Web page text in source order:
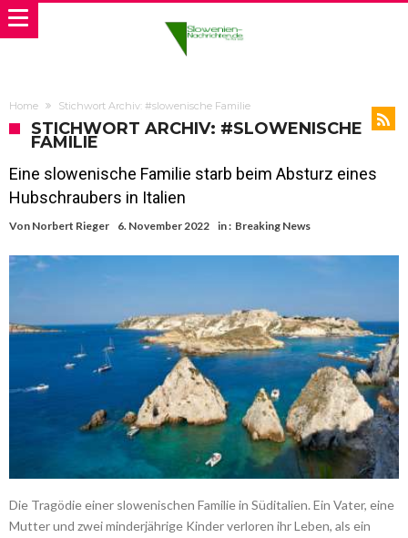
Home Stichwort Archiv: #slowenische Familie
STICHWORT ARCHIV: #SLOWENISCHE
FAMILIE
Eine slowenische Familie starb beim Absturz eines
Hubschraubers in Italien
Von Norbert Rieger 6. November 2022 in : Breaking News
Die Tragödie einer slowenischen Familie in Süditalien. Ein Vater, eine
Mutter und zwei minderjährige Kinder verloren ihr Leben, als ein